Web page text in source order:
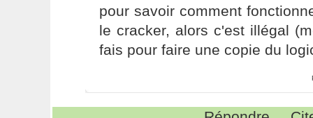
pour savoir comment
le cracker, alors c'est illégal
fais pour faire une copie du